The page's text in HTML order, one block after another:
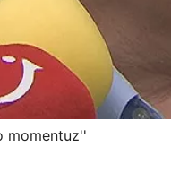
momentuz''